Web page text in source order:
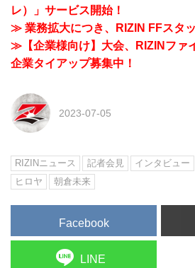
レ）」サービス開始！
≫ 業務拡大につき、RIZIN FFスタッ
≫【企業様向け】大会、RIZINファ
企業タイアップ募集中！
2023-07-05
RIZINニュース 記者会見 インタビュー
ヒロヤ
朝倉未来
Facebook
LINE